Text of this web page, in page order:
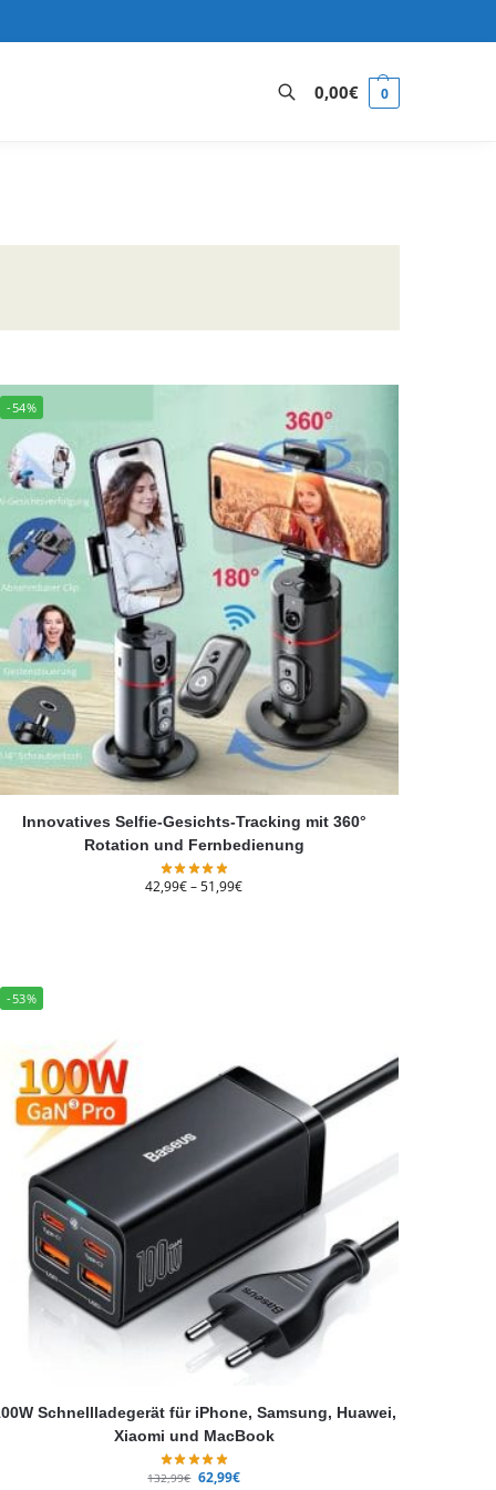
0,00€ 0
-54%
Innovatives Selfie-Gesichts-Tracking mit 360°
Rotation und Fernbedienung
42,99€–51,99€
-53%
Schnellladegerät für iPhone, Samsung, Huawei,
Xiaomi und MacBook
132,99€ 62,99€